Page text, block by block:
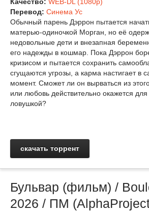
Качество: WEB-DL (1080p)
Перевод: Синема Ус
Обычный парень Дэррон пытается
матерью-одиночкой Морган, но её
недовольные дети и внезапная
его надежды в кошмар. Пока Дэррон
кризисом и пытается сохранить
сгущаются угрозы, а карма настигает в
момент. Сможет ли он вырваться из
или любовь действительно окажется
ловушкой?
скачать торрент
Бульвар (фильм) /
2026 / ПМ